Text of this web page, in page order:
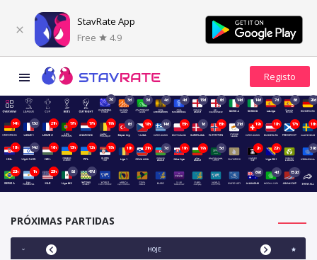
StavRate App
Free
4.9
3d 3d 3d 4d 4d 13d 6d 14d 14d 7d 6d 20d
14h 13d 21h 17h 17h 19h 6d 18h 14d 15h 1d 15h 21d 19h 18h 17h 16h
18h 14d 16h 13h 12h 18h 18h 21h 7d 19h 19h 5d 2h 22h 39d
22h 1h 23h 8d 47d 69d 4d 152d
PRÓXIMAS PARTIDAS
HOJE